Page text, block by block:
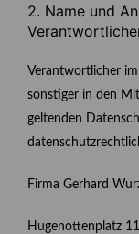
2. Name und
Verantwortlicher
sonstiger in den
geltenden
Firma Gerhard
Hugenottenplatz 11